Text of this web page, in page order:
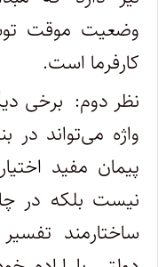
وضعیت موقت
کارفرما است.
نظر دوم: برخی
پیمان مفید
نیست بلکه در
ساختارمند